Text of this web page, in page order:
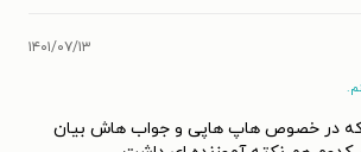
۱۴۰۱/۰۷/۱۳
در خصوص هاپ هاپی و جواب هاش بیان